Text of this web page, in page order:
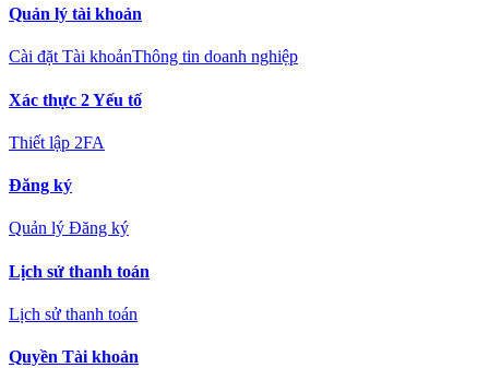
Quản lý tài khoản
Cài đặt Tài khoảnThông tin doanh nghiệp
Xác thực 2 Yếu tố
Thiết lập 2FA
Đăng ký
Quản lý Đăng ký
Lịch sử thanh toán
Lịch sử thanh toán
Quyền Tài khoản